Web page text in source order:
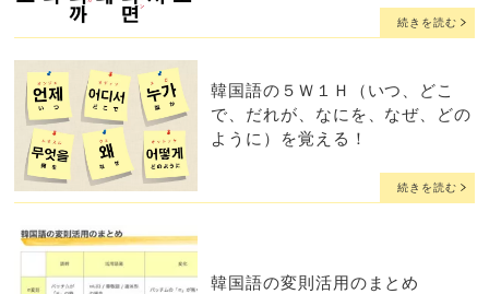
続きを読む
韓国語の５Ｗ１Ｈ（いつ、どこ
で、だれが、なにを、なぜ、どの
ように）を覚える！
続きを読む
韓国語の変則活用のまとめ